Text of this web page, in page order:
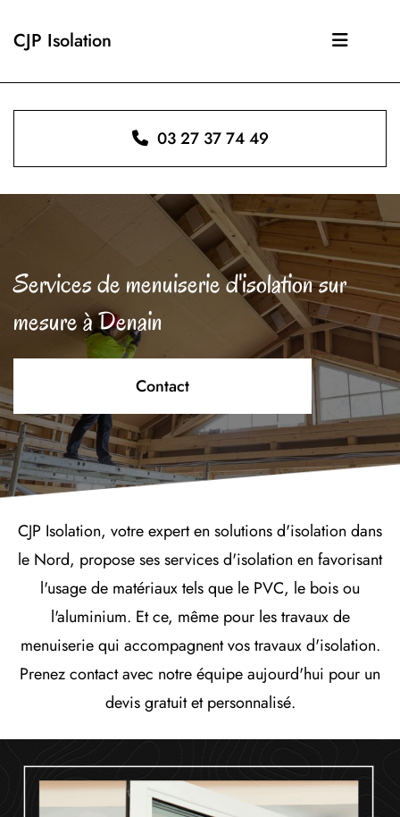
CJP Isolation
03 27 37 74 49
Services de menuiserie d'isolation sur
mesure à Denain
Contact
CJP Isolation, votre expert en solutions d'isolation dans
le Nord, propose ses services d'isolation en favorisant
l'usage de matériaux tels que le PVC, le bois ou
l'aluminium. Et ce, même pour les travaux de
menuiserie qui accompagnent vos travaux d'isolation.
Prenez contact avec notre équipe aujourd'hui pour un
devis gratuit et personnalisé.